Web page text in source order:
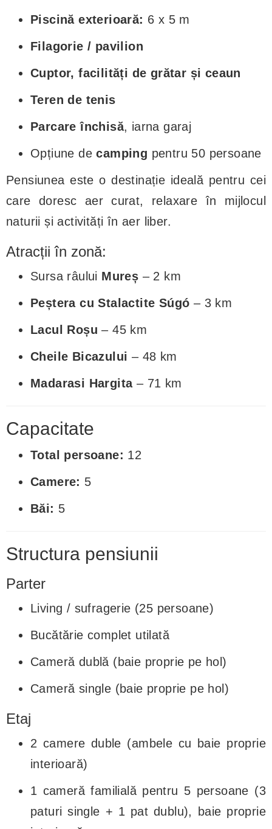
Piscină exterioară: 6 x 5 m
Filagorie / pavilion
Cuptor, facilități de grătar și ceaun
Teren de tenis
Parcare închisă, iarna garaj
Opțiune decamping pentru 50 persoane
Pensiunea este o destinație ideală pentru cei
care doresc aer curat, relaxare în mijlocul
naturii și activități în aer liber.
Atracții în zonă:
Sursa râului Mureș – 2 km
Peștera cu Stalactite Súgó – 3 km
Lacul Roșu – 45 km
Cheile Bicazului – 48 km
Madarasi Hargita– 71 km
Capacitate
Total persoane: 12
Camere: 5
Băi: 5
Structura pensiunii
Parter
Living / sufragerie (25 persoane)
Bucătărie complet utilată
Cameră dublă (baie proprie pe hol)
Cameră single (baie proprie pe hol)
Etaj
2 camere duble (ambele cu baie proprie
interioară)
1 cameră familială pentru 5 persoane (3
paturi single + 1 pat dublu), baie proprie